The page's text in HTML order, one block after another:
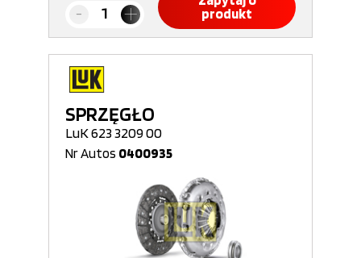
produkt
SPRZĘGŁO
LuK 623 3209 00
Nr Autos 0400935